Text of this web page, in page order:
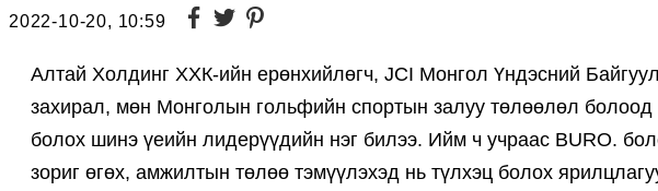
2022-10-20, 10:59
Алтай Холдинг ХХК-ийн ерөнхийлөгч, JCI Монгол Үндэсний
захирал, мөн Монголын гольфийн спортын залуу төлөөлөл
болох шинэ үеийн лидерүүдийн нэг билээ. Ийм ч учраас BURO.
зориг өгөх, амжилтын төлөө тэмүүлэхэд нь түлхэц болох